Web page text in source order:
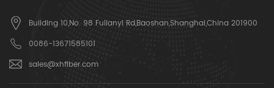
Building 10,No. 98 Fulianyi Rd,Baoshan,Shanghai,China 201900
0086-13671585101
sales@xhfiber.com